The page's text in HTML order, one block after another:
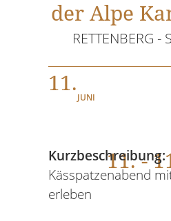
der Alpe
RETTENBERG -
11.
JUNI
11. -
Kurzbeschreibung:
Kässpatzenabend
erleben